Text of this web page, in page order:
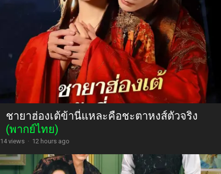
ชายาฮ่องเต้ข้านี่แหละคือชะตาหงส์ตัวจริง
(พากย์ไทย)
14 views · 12 hours ago